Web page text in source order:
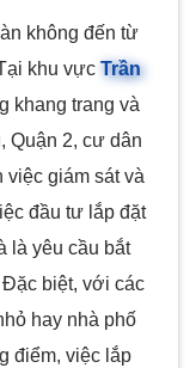
không đến từ
khu vực Trần
khang trang và
Quận 2, cư dân
việc giám sát và
đầu tư lắp đặt
là yêu cầu bắt
Đặc biệt, với các
hay nhà phố
điểm, việc lắp